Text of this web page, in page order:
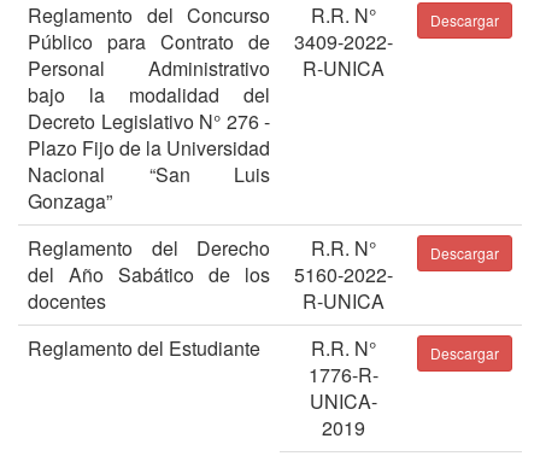
Reglamento del Concurso
Público para Contrato de
Personal Administrativo
bajo la modalidad del
Decreto Legislativo N° 276 -
Plazo Fijo de la Universidad
Nacional “San Luis
Gonzaga”
R.R. N°
3409-2022-
R-UNICA
Descargar
Reglamento del Derecho
del Año Sabático de los
docentes
R.R. N°
5160-2022-
R-UNICA
Descargar
Reglamento del Estudiante
R.R. N°
1776-R-
UNICA-
2019
Descargar